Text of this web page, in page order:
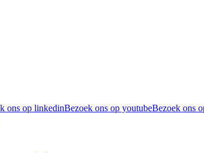
ons op linkedinBezoek ons op youtubeBezoek ons